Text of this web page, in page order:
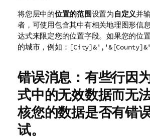
将您层中的位置的范围设置为自定义并
者，可使用包含其中有相关地理图形信
达式来限定您的位置字段。如果您的位
的城市，例如：
错误消息：有些行因
式中的无效数据而无
核您的数据是否有错
试。